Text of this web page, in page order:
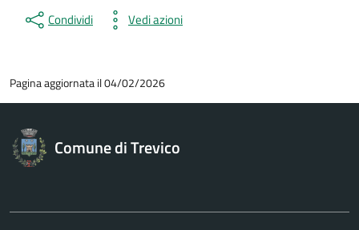
Condividi Vedi azioni
Pagina aggiornata il 04/02/2026
Comune di Trevico